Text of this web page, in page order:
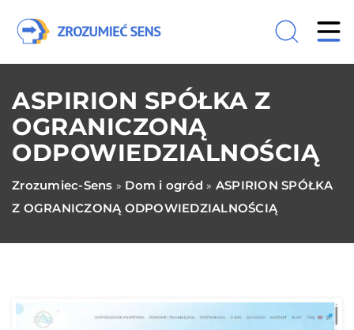
ASPIRION SPÓŁKA Z
OGRANICZONĄ
ODPOWIEDZIALNOŚCIĄ
Zrozumiec-Sens » Dom i ogród » ASPIRION SPÓŁKA
Z OGRANICZONĄ ODPOWIEDZIALNOŚCIĄ